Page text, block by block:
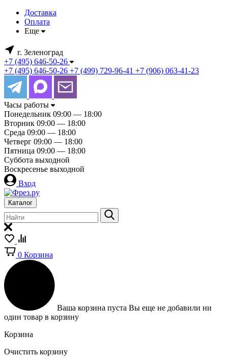
Доставка
Оплата
Еще
г. Зеленоград
+7 (495) 646-50-26
+7 (495) 646-50-26 +7 (499) 729-96-41 +7 (906) 063-41-23
Часы работы
Понедельник 09:00 — 18:00
Вторник 09:00 — 18:00
Среда 09:00 — 18:00
Четверг 09:00 — 18:00
Пятница 09:00 — 18:00
Суббота выходной
Воскресенье выходной
Вход
Каталог
0 Корзина
Ваша корзина пуста Вы еще не добавили ни
один товар в корзину
Корзина
Очистить корзину